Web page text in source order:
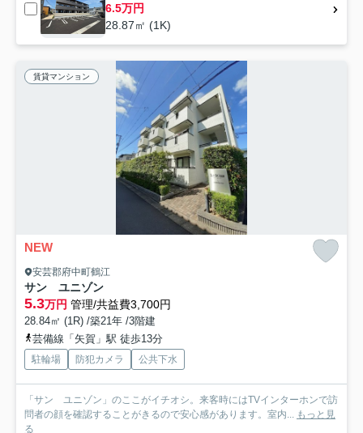
6.5万円
28.87㎡ (1K)
賃貸マンション
NEW
安芸郡府中町鶴江
サン ユニゾン
5.3万円 管理/共益費3,700円
28.84㎡ (1R) /築21年 /3階建
芸備線「矢賀」駅 徒歩13分
駐輪場 防犯カメラ 公共下水
「サン ユニゾン」のここがイチオシ。来客時にはTVインターホンで訪
問者の顔を確認することがきるので安心感があります。室内... もっと見
る